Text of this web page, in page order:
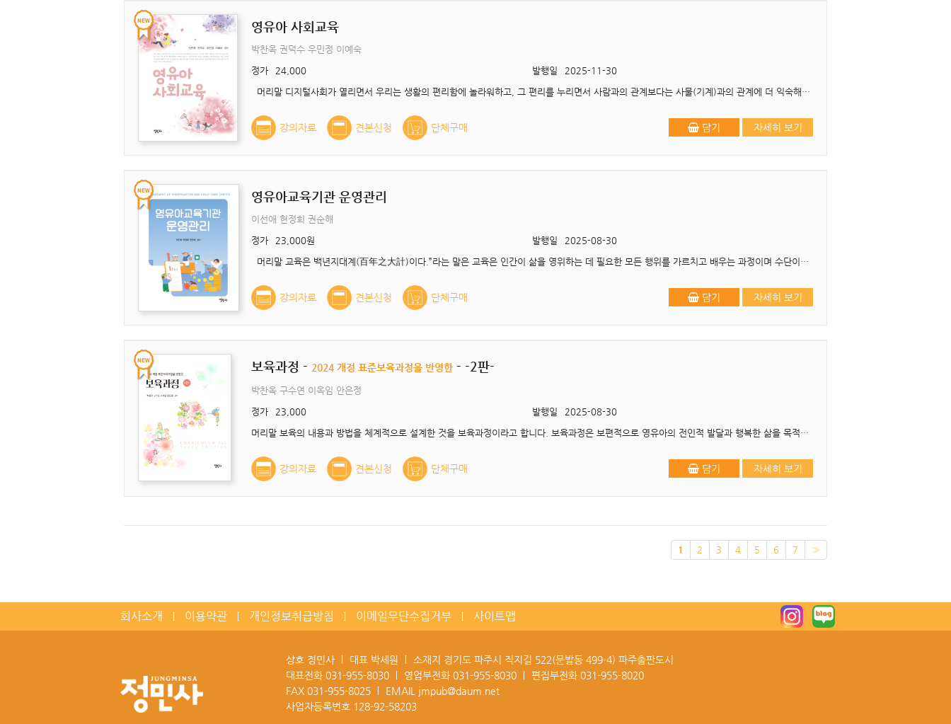
영유아 사회교육
박찬옥 권덕수 우민정 이예숙
정가
24,000 발행일
2025-11-30
머리말 디지털사회가 열리면서 우리는 생활의 편리함에 놀라워하고, 그 편리를 누리면서 사람과의 관계보다는 사물(기계)과의 관계에 더 익숙해져 가곤 합니다. 태어나서 2년 정도 살아본 ..
강의자료 견본신청 단체구매 담기 자세히 보기
영유아교육기관 운영관리
이선애 현정희 권순해
정가
23,000원 발행일
2025-08-30
머리말 교육은 백년지대계(百年之大計)이다.”라는 말은 교육은 인간이 삶을 영위하는 데 필요한 모든 행위를 가르치고 배우는 과정이며 수단이고 세상의 큰 계획이라 백년(百年)을 두고 계..
강의자료 견본신청 단체구매 담기 자세히 보기
보육과정 - 2024 개정 표준보육과정을 반영한 - -2판-
박찬옥 구수연 이옥임 안은정
정가
23,000 발행일
2025-08-30
머리말 보육의 내용과 방법을 체계적으로 설계한 것을 보육과정이라고 합니다. 보육과정은 보편적으로 영유아의 전인적 발달과 행복한 삶을 목적으로 합니다. 이러한 보편적 목적을 실현하기 위한 보육내용..
강의자료 견본신청 단체구매 담기 자세히 보기
1 2 3 4 5 6 7 »
회사소개 이용약관 개인정보취급방침 이메일무단수집거부 사이트맵
상호 정민사 대표 박세원
소재지 경기도 파주시 직지길 522(문발동 499-4) 파주출판도시
대표전화 031-955-8030 영업부전화 031-955-8030 편집부전화 031-955-8020
FAX 031-955-8025 EMAIL jmpub@daum.net
사업자등록번호 128-92-58203